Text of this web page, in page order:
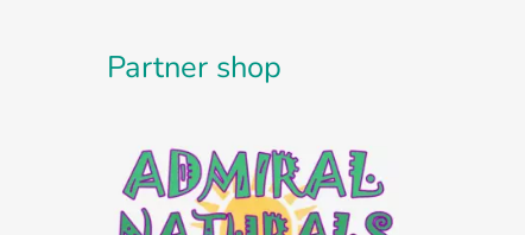
Partner shop